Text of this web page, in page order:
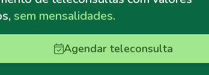
sem mensalidades.
Agendar teleconsulta